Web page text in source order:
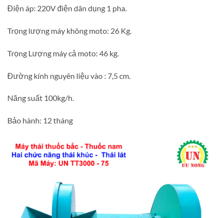
Điện áp: 220V điện dân dụng 1 pha.
Trọng lượng máy không moto: 26 Kg.
Trọng Lượng máy cả moto: 46 kg.
Đường kính nguyên liệu vào : 7,5 cm.
Năng suất 100kg/h.
Bảo hành: 12 tháng